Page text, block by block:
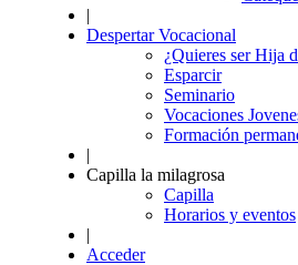
|
Despertar Vocacional
¿Quieres ser Hija
Esparcir
Seminario
Vocaciones
Formación
|
Capilla la milagrosa
Capilla
Horarios y eventos
|
Acceder